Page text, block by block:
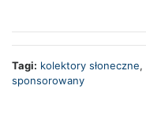
Tagi: kolektory słoneczne,
sponsorowany